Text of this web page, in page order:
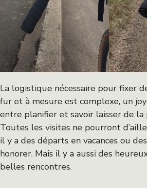
La logistique nécessaire pour fixer
fur et à mesure est complexe, un
entre planifier et savoir laisser de la
Toutes les visites ne pourront
il y a des départs en vacances ou
honorer. Mais il y a aussi des
belles rencontres.